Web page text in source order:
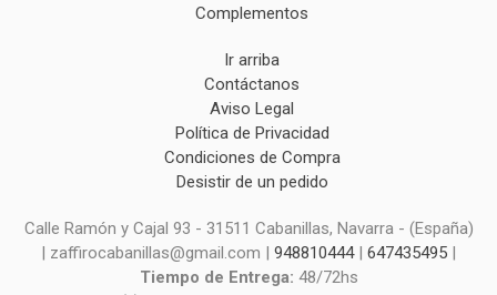
Complementos
Ir arriba
Contáctanos
Aviso Legal
Política de Privacidad
Condiciones de Compra
Desistir de un pedido
Calle Ramón y Cajal 93 - 31511 Cabanillas, Navarra - (España)
| zaffirocabanillas@gmail.com | 948810444| 647435495 |
Tiempo de Entrega: 48/72hs